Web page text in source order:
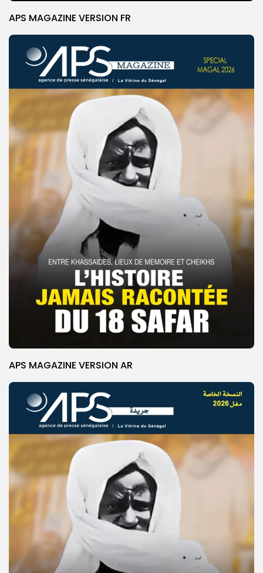
© Copyright 2025, APS
APS MAGAZINE VERSION FR
APS MAGAZINE VERSION AR